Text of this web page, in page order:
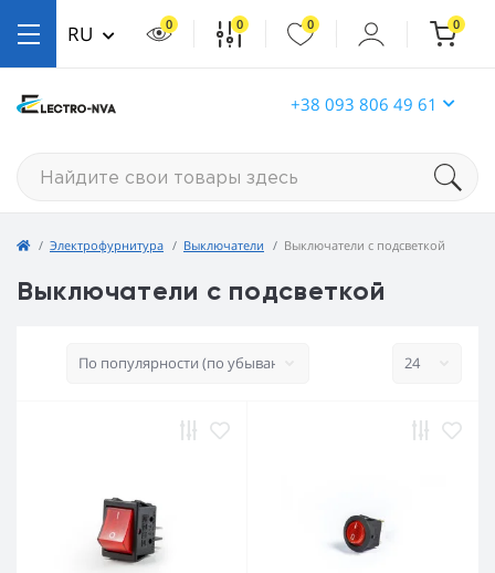
+38 093 806 49 61
RU 0 0 0 0
Электрофурнитура Выключатели Выключатели с подсветкой
Выключатели с подсветкой